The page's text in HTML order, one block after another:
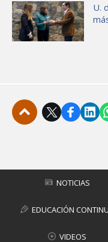
U.
NOTICIAS
EDUCACIÓN
VIDEOS